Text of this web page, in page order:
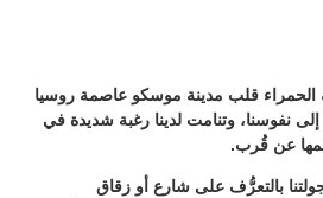
الحمراء قلب مدينة موسكو عاصمة روسيا
نفوسنا، وتنامت لدينا رغبة شديدة في
عن قُرب.
بالتعرُّف على شارع أو زقاق